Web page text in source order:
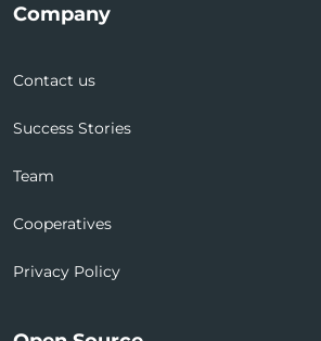
Company
Contact us
Success Stories
Team
Cooperatives
Privacy Policy